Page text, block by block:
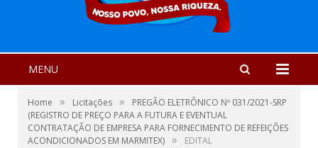
MENU
Home » Licitações »
PREGÃO ELETRÔNICO Nº 031/2021-SRP
(REGISTRO DE PREÇO PARA A FUTURA E EVENTUAL
CONTRATAÇÃO DE EMPRESA PARA FORNECIMENTO DE REFEIÇÕES
ACONDICIONADOS EM MARMITEX) » EDITAL